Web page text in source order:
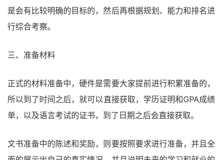
是会有比较明确的目标的，然后再根据规划、能力和排名进
行综合考察。
三、准备材料
正式的材料准备中，硬件是需要大家提前进行积累准备的，
所以到了时间之后，就可以直接获取，学历证明和GPA成绩
单，以及语言考试的证书，到了日期之后会直接获取。
文书准备中的陈述和奖励，则要按照要求进行准备，并且全